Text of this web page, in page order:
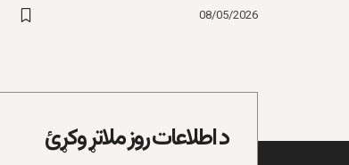
08/05/2026
د اطلاعات روز ملاتړ وکړئ